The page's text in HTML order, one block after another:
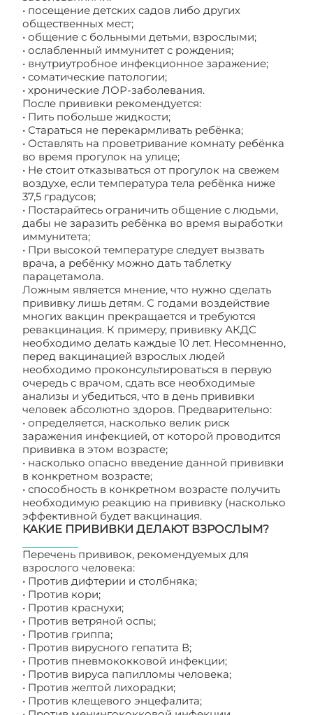
• посещение детских садов либо других
общественных мест;
• общение с больными детьми, взрослыми;
• ослабленный иммунитет с рождения;
• внутриутробное инфекционное заражение;
• соматические патологии;
• хронические ЛОР-заболевания.
После прививки рекомендуется:
• Пить побольше жидкости;
• Стараться не перекармливать ребёнка;
• Оставлять на проветривание комнату ребёнка
во время прогулок на улице;
• Не стоит отказываться от прогулок на свежем
воздухе, если температура тела ребёнка ниже
37,5 градусов;
• Постарайтесь ограничить общение с людьми,
дабы не заразить ребёнка во время выработки
иммунитета;
• При высокой температуре следует вызвать
врача, а ребёнку можно дать таблетку
парацетамола.
Ложным является мнение, что нужно сделать
прививку лишь детям. С годами воздействие
многих вакцин прекращается и требуются
ревакцинация. К примеру, прививку АКДС
необходимо делать каждые 10 лет. Несомненно,
перед вакцинацией взрослых людей
необходимо проконсультироваться в первую
очередь с врачом, сдать все необходимые
анализы и убедиться, что в день прививки
человек абсолютно здоров. Предварительно:
• определяется, насколько велик риск
заражения инфекцией, от которой проводится
прививка в этом возрасте;
• насколько опасно введение данной прививки
в конкретном возрасте;
• способность в конкретном возрасте получить
необходимую реакцию на прививку (насколько
эффективной будет вакцинация.
КАКИЕ ПРИВИВКИ ДЕЛАЮТ ВЗРОСЛЫМ?
Перечень прививок, рекомендуемых для
взрослого человека:
• Против дифтерии и столбняка;
• Против кори;
• Против краснухи;
• Против ветряной оспы;
• Против гриппа;
• Против вирусного гепатита В;
• Против пневмококковой инфекции;
• Против вируса папилломы человека;
• Против желтой лихорадки;
• Против клещевого энцефалита;